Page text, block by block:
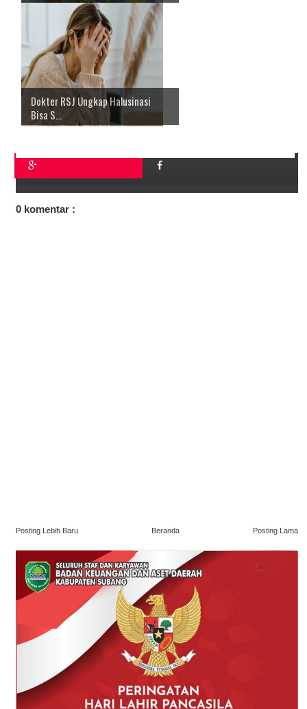
Dokter RSJ Ungkap Halusinasi
Bisa S...
0 komentar :
Posting Lebih Baru Posting Lama
Beranda